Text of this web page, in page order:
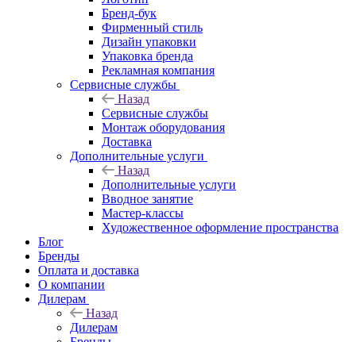
Бренд-бук
Фирменный стиль
Дизайн упаковки
Упаковка бренда
Рекламная компания
Сервисные службы
Назад
Сервисные службы
Монтаж оборудования
Доставка
Дополнительные услуги
Назад
Дополнительные услуги
Вводное занятие
Мастер-классы
Художественное оформление пространства
Блог
Бренды
Оплата и доставка
О компании
Дилерам
Назад
Дилерам